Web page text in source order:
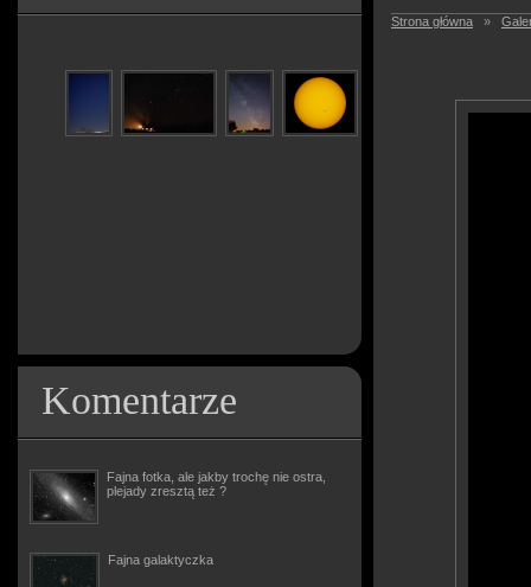
Komentarze
Fajna fotka, ale jakby trochę nie ostra,
plejady zresztą też ?
Fajna galaktyczka
Strona główna »